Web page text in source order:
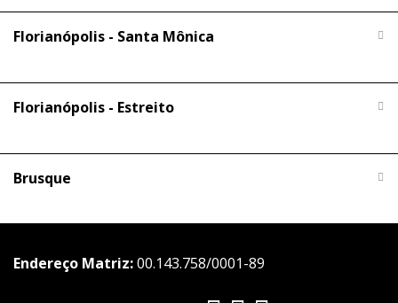
Florianópolis - Santa Mônica
Florianópolis - Estreito
Brusque
Endereço Matriz:00.143.758/0001-89